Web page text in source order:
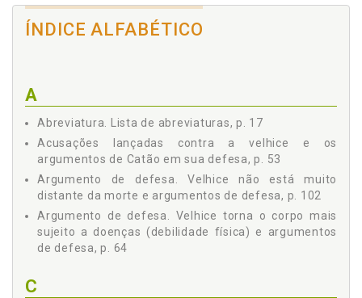
REFERÊNCIAS, p. 115
ÍNDICE ALFABÉTICO
A
Abreviatura. Lista de abreviaturas, p. 17
Acusações lançadas contra a velhice e os
argumentos de Catão em sua defesa, p. 53
Argumento de defesa. Velhice não está muito
distante da morte e argumentos de defesa, p. 102
Argumento de defesa. Velhice torna o corpo mais
sujeito a doenças (debilidade física) e argumentos
de defesa, p. 64
C